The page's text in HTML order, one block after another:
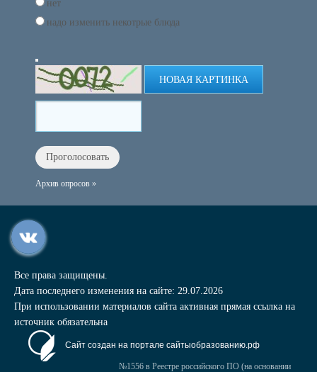
нет
надо изменить некотрые блюда
НОВАЯ КАРТИНКА
Архив опросов »
Все права защищены.
Дата последнего изменения на сайте: 29.07.2026
При использовании материалов сайта активная прямая ссылка на
источник обязательна
Сайт создан на портале сайтыобразованию.рф
№1556 в Реестре российского ПО (на основании